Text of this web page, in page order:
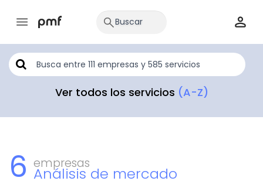
Ver todos los servicios (A-Z)
6 empresas
Análisis de mercado